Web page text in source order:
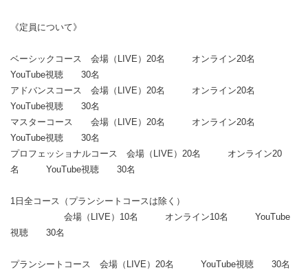
《定員について》
ベーシックコース 会場（LIVE）20名 オンライン20名
YouTube視聴 30名
アドバンスコース 会場（LIVE）20名 オンライン20名
YouTube視聴 30名
マスターコース 会場（LIVE）20名 オンライン20名
YouTube視聴 30名
プロフェッショナルコース 会場（LIVE）20名 オンライン20
名 YouTube視聴 30名
1日全コース（プランシートコースは除く）
会場（LIVE）10名 オンライン10名 YouTube
視聴 30名
プランシートコース 会場（LIVE）20名 YouTube視聴 30名